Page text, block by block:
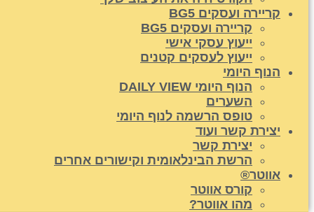
קריירה ועסקים BG5
קריירה ועסקים BG5
ייעוץ עסקי אישי
ייעוץ לעסקים קטנים
הנוף היומי
הנוף היומי DAILY VIEW
השערים
טופס הרשמה לנוף היומי
יצירת קשר ועוד
יצירת קשר
הרשת הבינלאומית וקישורים אחרים
אווטר®
קורס אווטר
מהו אווטר?